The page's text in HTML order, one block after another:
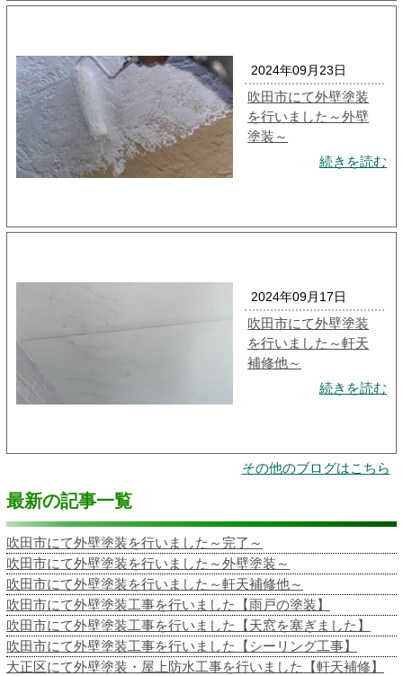
2024年09月23日
吹田市にて外壁塗装
を行いました～外壁
塗装～
続きを読む
2024年09月17日
吹田市にて外壁塗装
を行いました～軒天
補修他～
続きを読む
その他のブログはこちら
最新の記事一覧
吹田市にて外壁塗装を行いました～完了～
吹田市にて外壁塗装を行いました～外壁塗装～
吹田市にて外壁塗装を行いました～軒天補修他～
吹田市にて外壁塗装工事を行いました【雨戸の塗装】
吹田市にて外壁塗装工事を行いました【天窓を塞ぎました】
吹田市にて外壁塗装工事を行いました【シーリング工事】
大正区にて外壁塗装・屋上防水工事を行いました【軒天補修】